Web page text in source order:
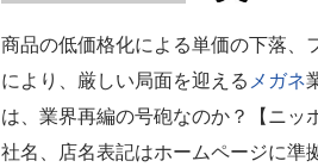
商品の低価格化による単価の下落、
により、厳しい局面を迎える メガネ
は、業界再編の号砲なのか？【ニッ
社名、店名表記はホームページに準